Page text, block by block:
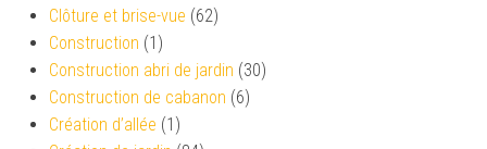
Clôture et brise-vue (62)
Construction (1)
Construction abri de jardin (30)
Construction de cabanon (6)
Création d’allée (1)